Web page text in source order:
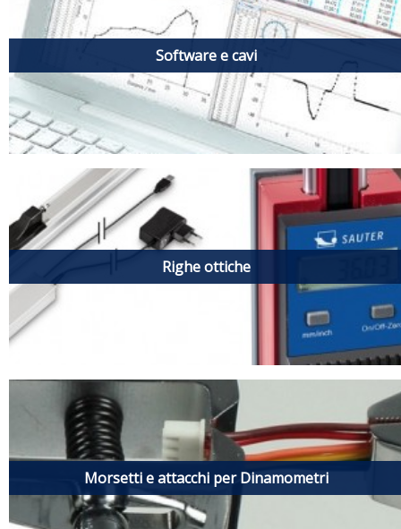
Software e cavi
Righe ottiche
Morsetti e attacchi per Dinamometri